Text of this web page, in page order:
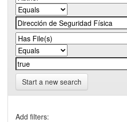
Start a new search
Add filters: